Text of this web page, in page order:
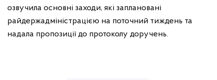
озвучила основні заходи, які заплановані
райдержадміністрацією на поточний тиждень та
надала пропозиції до протоколу доручень.